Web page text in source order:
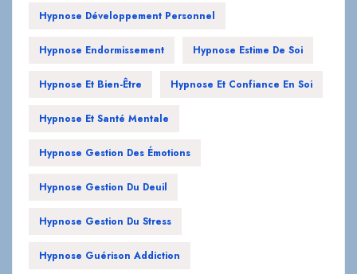
Hypnose Développement Personnel
Hypnose Endormissement Hypnose Estime De Soi
Hypnose Et Bien-Être Hypnose Et Confiance En Soi
Hypnose Et Santé Mentale
Hypnose Gestion Des Émotions
Hypnose Gestion Du Deuil
Hypnose Gestion Du Stress
Hypnose Guérison Addiction